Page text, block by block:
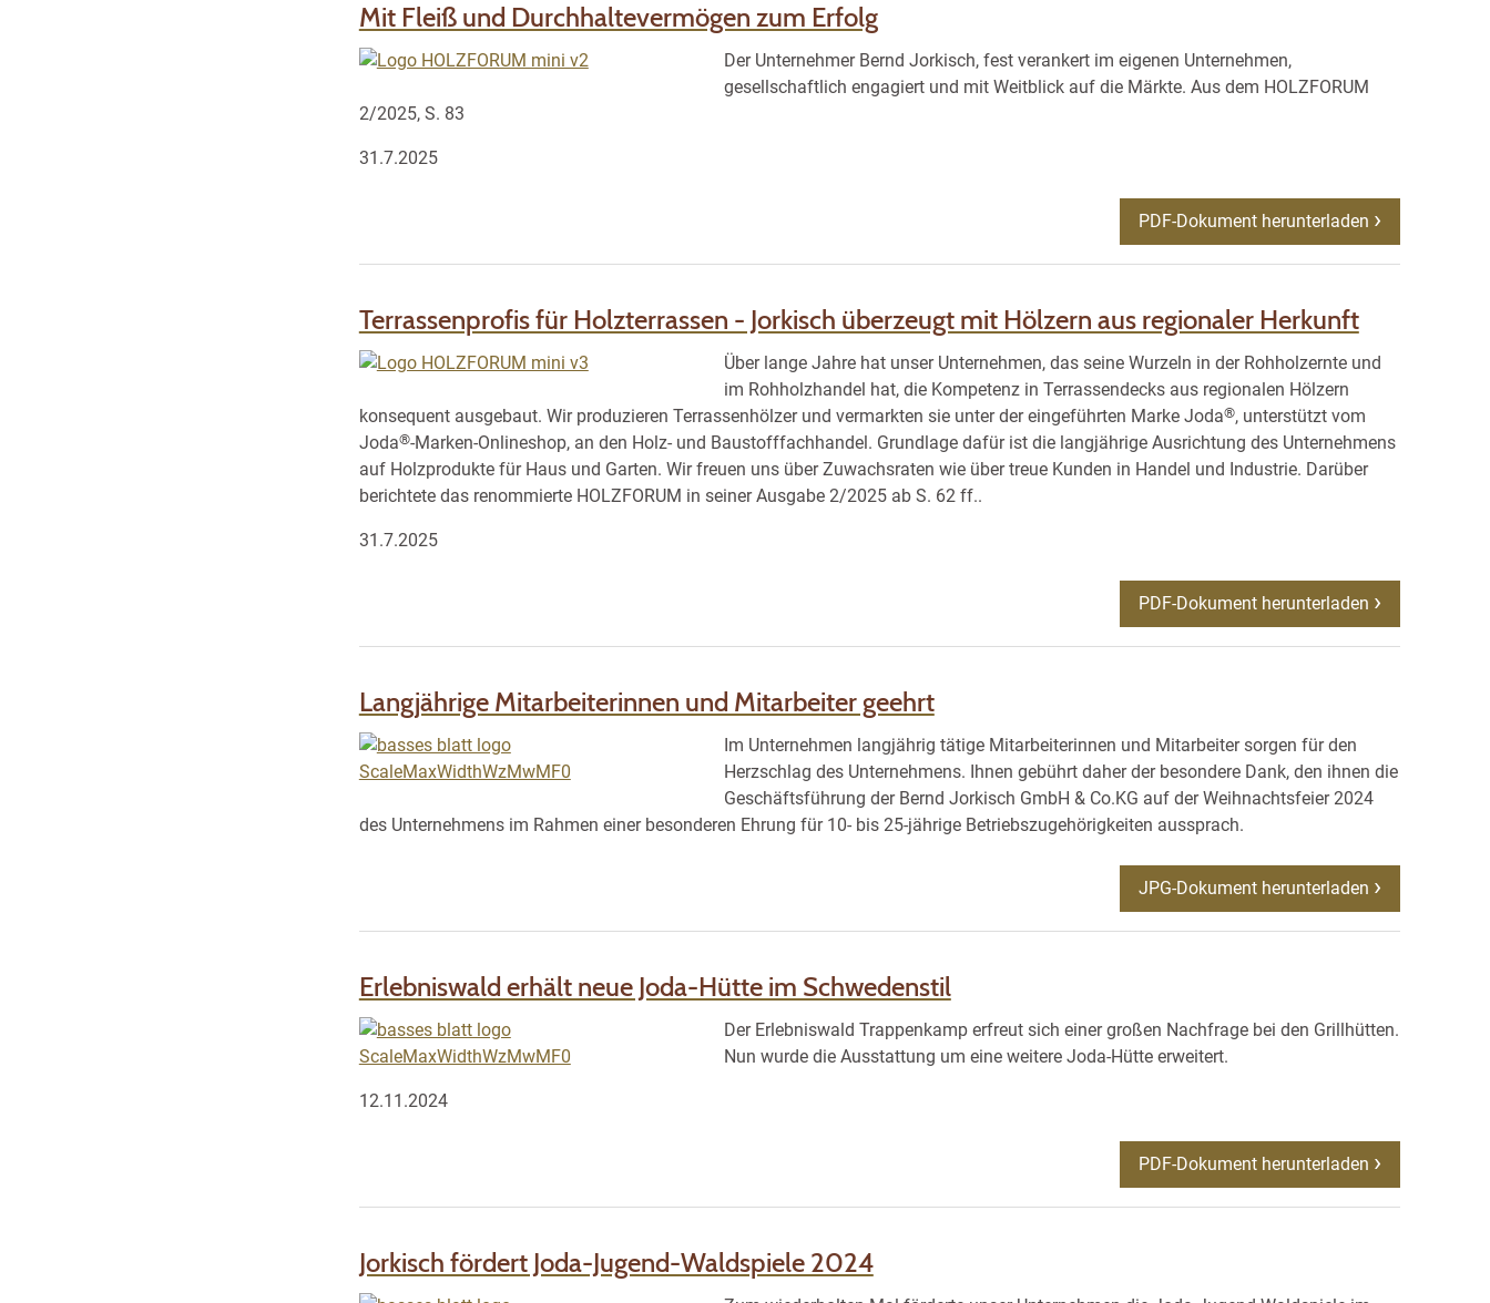
Mit Fleiß und Durchhaltevermögen zum Erfolg
Der Unternehmer Bernd Jorkisch, fest verankert im eigenen Unternehmen,
gesellschaftlich engagiert und mit Weitblick auf die Märkte. Aus dem HOLZFORUM
2/2025, S. 83
31.7.2025
PDF-Dokument herunterladen
Terrassenprofis für Holzterrassen - Jorkisch überzeugt mit Hölzern aus regionaler Herkunft
Über lange Jahre hat unser Unternehmen, das seine Wurzeln in der Rohholzernte und
im Rohholzhandel hat, die Kompetenz in Terrassendecks aus regionalen Hölzern
konsequent ausgebaut. Wir produzieren Terrassenhölzer und vermarkten sie unter der eingeführten Marke Joda®, unterstützt vom
Joda®-Marken-Onlineshop, an den Holz- und Baustofffachhandel. Grundlage dafür ist die langjährige Ausrichtung des Unternehmens
auf Holzprodukte für Haus und Garten. Wir freuen uns über Zuwachsraten wie über treue Kunden in Handel und Industrie. Darüber
berichtete das renommierte HOLZFORUM in seiner Ausgabe 2/2025 ab S. 62 ff..
31.7.2025
PDF-Dokument herunterladen
Langjährige Mitarbeiterinnen und Mitarbeiter geehrt
Im Unternehmen langjährig tätige Mitarbeiterinnen und Mitarbeiter sorgen für den
Herzschlag des Unternehmens. Ihnen gebührt daher der besondere Dank, den ihnen die
Geschäftsführung der Bernd Jorkisch GmbH & Co.KG auf der Weihnachtsfeier 2024
des Unternehmens im Rahmen einer besonderen Ehrung für 10- bis 25-jährige Betriebszugehörigkeiten aussprach.
JPG-Dokument herunterladen
Erlebniswald erhält neue Joda-Hütte im Schwedenstil
Der Erlebniswald Trappenkamp erfreut sich einer großen Nachfrage bei den Grillhütten.
Nun wurde die Ausstattung um eine weitere Joda-Hütte erweitert.
12.11.2024
PDF-Dokument herunterladen
Jorkisch fördert Joda-Jugend-Waldspiele 2024